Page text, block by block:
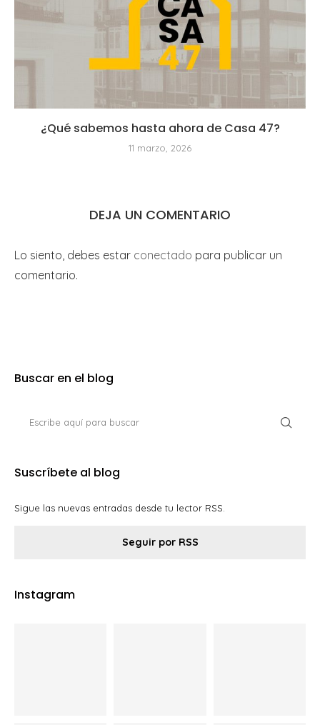
¿Qué sabemos hasta ahora de Casa 47?
11 marzo, 2026
DEJA UN COMENTARIO
Lo siento, debes estar conectado para publicar un
comentario.
Buscar en el blog
Suscríbete al blog
Sigue las nuevas entradas desde tu lector RSS.
Seguir por RSS
Instagram